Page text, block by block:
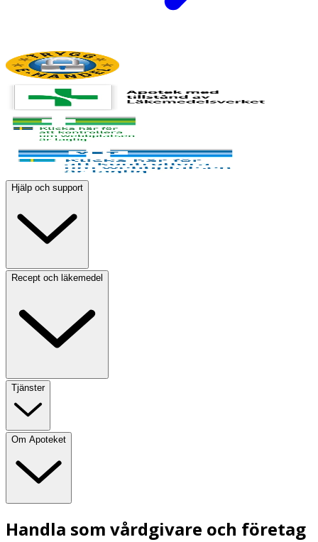
Hjälp och support
Recept och läkemedel
Tjänster
Om Apoteket
Handla som vårdgivare och företag